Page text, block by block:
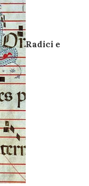
Radici e